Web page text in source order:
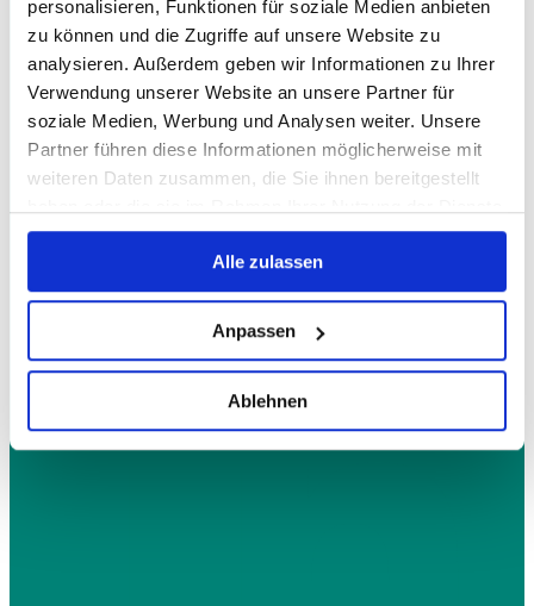
personalisieren, Funktionen für soziale Medien anbieten
zu können und die Zugriffe auf unsere Website zu
analysieren. Außerdem geben wir Informationen zu Ihrer
Verwendung unserer Website an unsere Partner für
soziale Medien, Werbung und Analysen weiter. Unsere
Partner führen diese Informationen möglicherweise mit
weiteren Daten zusammen, die Sie ihnen bereitgestellt
gesammelt haben.
Alle zulassen
Anpassen
Ablehnen